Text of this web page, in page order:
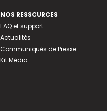
NOS RESSOURCES
FAQ et support
Actualités
Communiqués de Presse
Kit Média